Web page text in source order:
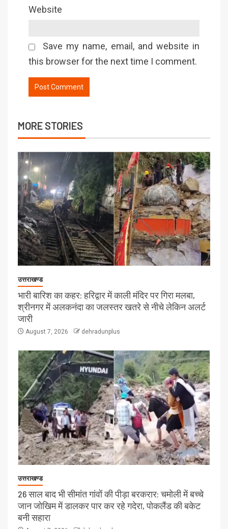
Website
Save my name, email, and website in
this browser for the next time I comment.
MORE STORIES
उत्तराखण्ड
भारी बारिश का कहर: हरिद्वार में काली मंदिर पर गिरा मलबा,
श्रीनगर में अलकनंदा का जलस्तर खतरे से नीचे लेकिन अलर्ट
जारी
August 7, 2026 dehradunplus
उत्तराखण्ड
26 साल बाद भी सीमांत गांवों की पीड़ा बरकरार: चमोली में बच्चे
जान जोखिम में डालकर पार कर रहे गदेरा, पोकलैंड की बकेट
बनी सहारा